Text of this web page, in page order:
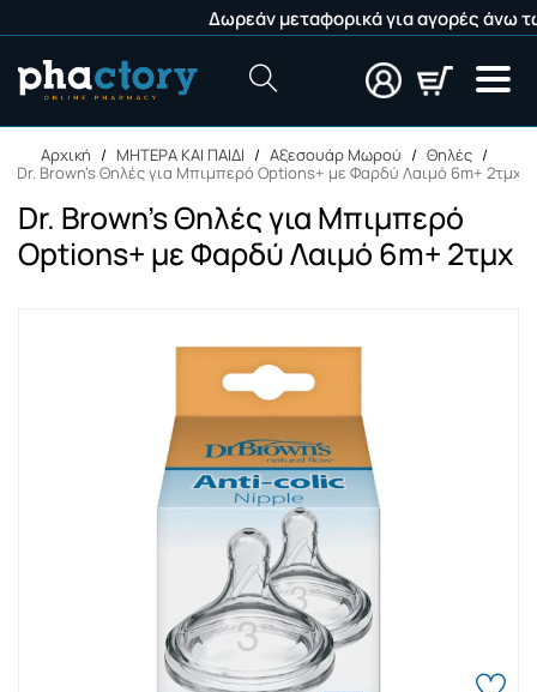
Δωρεάν μεταφορικά για αγορές άνω των
Αναζήτηση
Αρχική / ΜΗΤΕΡΑ ΚΑΙ ΠΑΙΔΙ / Αξεσουάρ Μωρού / Θηλές /
Dr. Brown's Θηλές για Μπιμπερό Options+ με Φαρδύ Λαιμό 6m+ 2τμχ
Dr. Brown's Θηλές για Μπιμπερό
Options+ με Φαρδύ Λαιμό 6m+ 2τμχ